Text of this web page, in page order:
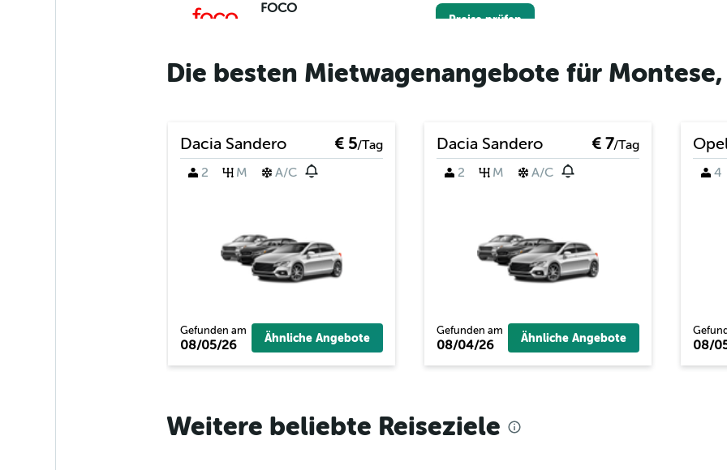
FOCO
Preise prüfen
1 Standort
1 Standort
FlexWays
1 Standort
Preise prüfen
Yes Rent A Car
Preise prüfen
Die besten Mietwagenangebote für
Dacia Sandero € 5/Tag
2
M A/C
Gefunden am
08/05/26 Ähnliche Angebote
Dacia Sandero € 7/Tag
2
M A/C
Gefunden am
08/04/26 Ähnliche Angebote
4
08/
Weitere beliebte Reiseziele